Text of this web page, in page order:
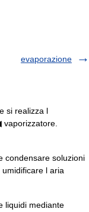
evaporazione
si realizza l
condensare soluzioni
l aria
liquidi mediante